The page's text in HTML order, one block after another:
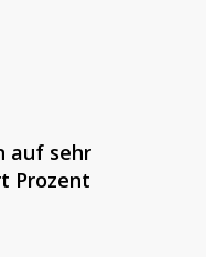
auf sehr
Prozent